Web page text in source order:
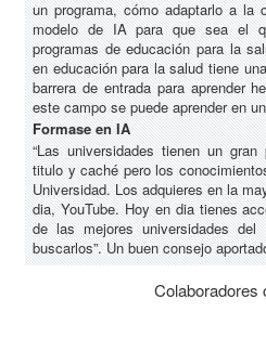
un programa, cómo adaptarlo a la
modelo de IA para que sea el
programas de educación para la
en educación para la salud tiene
barrera de entrada para aprender
este campo se puede aprender en
Formase en IA
“Las universidades tienen un
titulo y caché pero los
Universidad. Los adquieres en la
dia, YouTube. Hoy en dia tienes
de las mejores universidades
buscarlos”. Un buen consejo
Colaboradores